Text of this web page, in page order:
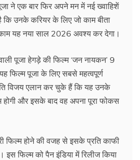
ने एक बार फिर अपने मन में नई ख्‍वाहिशें
कि उनके करियर के लिए जो काम बीता
यह नया साल 2026 अवश्‍य कर देगा।
पूजा हेगड़े की फिल्‍म ‘जन नायकन’ 9
फिल्‍म पूजा के लिए सबसे महत्‍वपूर्ण
विजय एलान कर चुके हैं कि यह उनके
होगी और इसके बाद वह अपना पूरा फोकस
फिल्‍म होने की वजह से इसके प्रति काफी
फिल्म को पैन इंडिया में रिलीज किया